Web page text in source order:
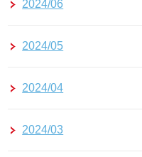
2024/06
2024/05
2024/04
2024/03